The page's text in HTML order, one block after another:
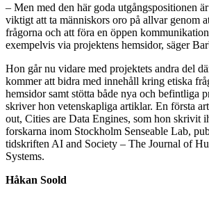
– Men med den här goda utgångspositionen
viktigt att ta människors oro på allvar genom
frågorna och att föra en öppen
exempelvis via projektens hemsidor, säger
Hon går nu vidare med projektets andra del
kommer att bidra med innehåll kring etiska
hemsidor samt stötta både nya och befintliga
skriver hon vetenskapliga artiklar. En första
out, Cities are Data Engines, som hon skrivit
forskarna inom Stockholm Senseable Lab,
tidskriften AI and Society – The Journal of
Systems.
Håkan Soold